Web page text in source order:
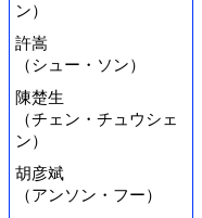
ン）
許嵩
（シュー・ソン）
陳楚生
（チェン・チュウシェ
ン）
胡彦斌
（アンソン・フー）